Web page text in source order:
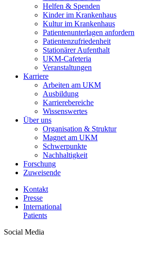
Helfen & Spenden
Kinder im Krankenhaus
Kultur im Krankenhaus
Patientenunterlagen anfordern
Patientenzufriedenheit
Stationärer Aufenthalt
UKM-Cafeteria
Veranstaltungen
Karriere
Arbeiten am UKM
Ausbildung
Karrierebereiche
Wissenswertes
Über uns
Organisation & Struktur
Magnet am UKM
Schwerpunkte
Nachhaltigkeit
Forschung
Zuweisende
Kontakt
Presse
International
Patients
Social Media